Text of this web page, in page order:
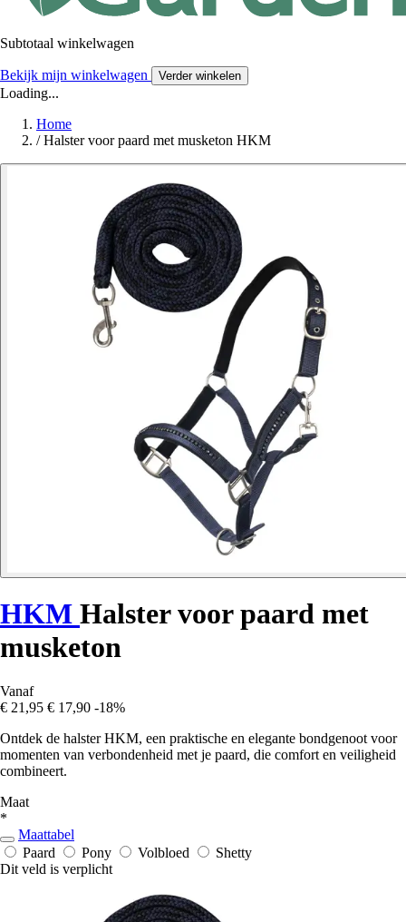
Subtotaal winkelwagen
Bekijk mijn winkelwagen Verder winkelen
Loading...
Home
/ Halster voor paard met musketon HKM
HKM Halster voor paard met
musketon
Vanaf
€ 21,95 € 17,90 -18%
Ontdek de halster HKM, een praktische en elegante bondgenoot voor
momenten van verbondenheid met je paard, die comfort en veiligheid
combineert.
Maat
*
Maattabel
Paard
Pony Volbloed
Shetty
Dit veld is verplicht